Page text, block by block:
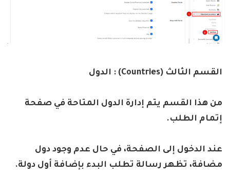
القسم الثالث (Countries) : الدول
من هذا القسم يتم إدارة الدول المتاحة في صفحة
إتمام الطلب.
عند الدخول إلى الصفحة، في حال عدم وجود دول
مضافة، تظهر رسالة تطلب البدء بإضافة أول دولة.